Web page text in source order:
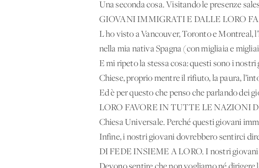
Una seconda cosa. Visitando le presenze
GIOVANI IMMIGRATI E DALLE LORO
L'ho visto a Vancouver, Toronto e Montreal,
nella mia nativa Spagna (con migliaia e
E mi ripeto la stessa cosa: questi sono i
Chiese, proprio mentre il rifiuto, la paura,
Ed è per questo che penso che parlando
LORO FAVORE IN TUTTE LE NAZIONI
Chiesa Universale. Perché questi giovani
Infine, i nostri giovani dovrebbero sentirci
DI FEDE INSIEME A LORO. I nostri